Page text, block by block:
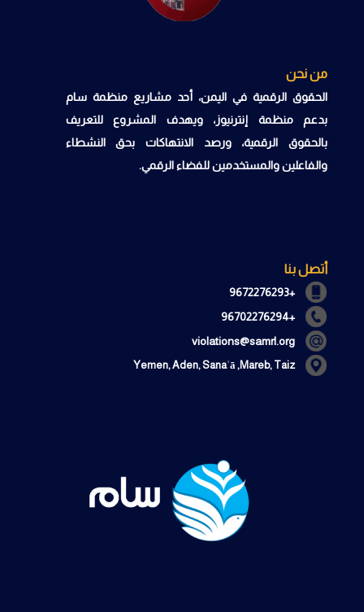
من نحن
الحقوق الرقمية في اليمن، أحد مشاريع منظمة سام
بدعم منظمة إنترنيوز، ويهدف المشروع للتعريف
بالحقوق الرقمية، ورصد الانتهاكات بحق النشطاء
والفاعلين والمستخدمين للفضاء الرقمي.
أتصل بنا
+9672276293
+96702276294
violations@samrl.org
Yemen, Aden, Sanaʿā ,Mareb, Taiz